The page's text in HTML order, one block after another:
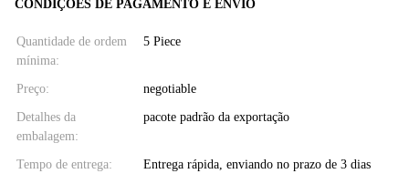
CONDIÇÕES DE PAGAMENTO E ENVIO
Quantidade de ordem
mínima:
5 Piece
Preço: negotiable
Detalhes da
embalagem:
pacote padrão da exportação
Tempo de entrega: Entrega rápida, enviando no prazo de 3 dias